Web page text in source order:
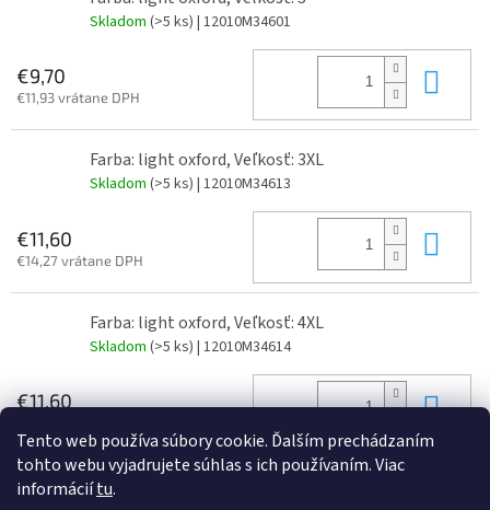
Tento web používa súbory cookie. Ďalším prechádzaním
tohto webu vyjadrujete súhlas s ich používaním. Viac
informáciítu.
Skladom (>5 ks) | 12010M34601
€9,70
€11,93 vrátane DPH
Farba: light oxford, Veľkosť: 3XL
Skladom (>5 ks) | 12010M34613
€11,60
€14,27 vrátane DPH
Farba: light oxford, Veľkosť: 4XL
Skladom (>5 ks) | 12010M34614
€11,60 Do